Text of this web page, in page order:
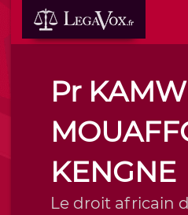
Pr
KENGNE
Le droit africain